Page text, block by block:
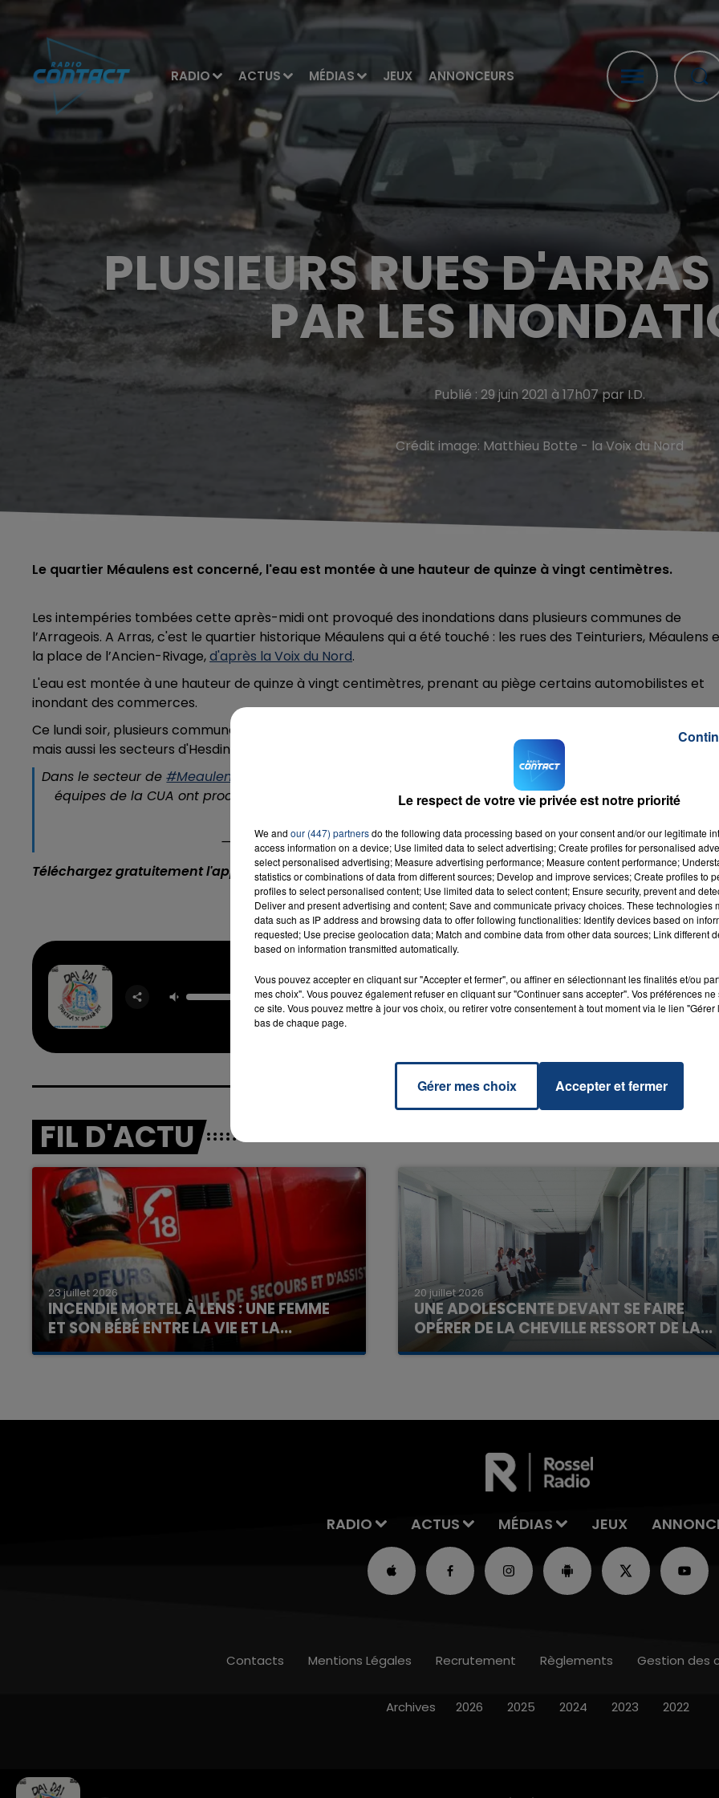
RADIO ACTUS MÉDIAS JEUX ANNONCEURS
16h00 - 20h00
LA TEAM DU WEEK-END
7h00 - 12h00
LA TEAM DU WEEK-END
PLUSIEURS RUES
PAR LES
Publié : 29 juin 2021 à 17h07 par I.D.
Crédit image: Matthieu Botte - la Voix du Nord
Le quartier Méaulens est concerné, l'eau est montée à une hauteur de quinze à vingt centimètres.
Les intempéries tombées cette après-midi ont provoqué des inondations dans plusieurs communes de
l’Arrageois. A Arras, c'est le quartier historique Méaulens qui a été touché : les rues des Teinturiers, Méaulens
la place de l’Ancien-Rivage,d'après la Voix du Nord.
L'eau est montée à une hauteur de quinze à vingt centimètres, prenant au piège certains automobilistes et
inondant des commerces.
Ce lundi soir, plusieurs communes du Pas-de-Calais ont déjà été touchées par les inondations, dans le Ternois
mais aussi les secteurs d'Hesdin, Béthune et Bruay.
Dans le secteur de#Meaulens
les fortes pluies ont engendré de nombreux dégâts. Sur place des
équipes de la CUA ont procédé à des relogements et identifiés les propriétaires des voitures inondées.
— Com. Urbaine Arras (@GrandArras)June 29, 2021
Téléchargez gratuitement l'application Contact FM sur
et
Dai Dai
SHAKIRA FEAT.
BURNA BOY
RADIO CONTACT
FIL D'ACTU
23 juillet 2026
INCENDIE MORTEL À LENS : UNE FEMME
ET SON BÉBÉ ENTRE LA VIE ET LA...
Un homme s'est immolé par le feu après avoir
20 juillet 2026
UNE ADOLESCENTE DEVANT SE FAIRE
OPÉRER DE LA CHEVILLE RESSORT DE LA...
La famille a porté plainte contre la clinique qui a
7h00 - 12h00
La Team du Week-end
16h00 - 20h00
La Team du Week-end
RADIO ACTUS MÉDIAS JEUX
Contacts Mentions Légales Recrutement Règlements Gestion des
Archives 2026 2025 2024 2023 2022
Le respect de votre vie privée est notre priorité
We and our (447) partnersdo the following data processing based on your consent and/or our legitimate
access information on a device; Use limited data to select advertising; Create profiles for personalised
select personalised advertising; Measure advertising performance; Measure content performance;
statistics or combinations of data from different sources; Develop and improve services; Create profiles to
profiles to select personalised content; Use limited data to select content; Ensure security, prevent and
Deliver and present advertising and content; Save and communicate privacy choices. These technologies
data such as IP address and browsing data to offer following functionalities: Identify devices based on
requested; Use precise geolocation data; Match and combine data from other data sources; Link different
based on information transmitted automatically.
Vous pouvez accepter en cliquant sur "Accepter et fermer", ou affiner en sélectionnant les finalités et/ou
mes choix". Vous pouvez également refuser en cliquant sur "Continuer sans accepter". Vos préférences
ce site. Vous pouvez mettre à jour vos choix, ou retirer votre consentement à tout moment via le lien
bas de chaque page.
Gérer mes choix Accepter et fermer